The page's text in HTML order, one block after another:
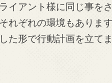
イアント様に同じ事を
れぞれの環境もありま
た形で行動計画を立てま